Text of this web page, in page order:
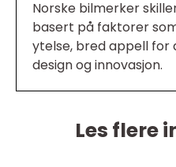
Norske bilmerker
basert på faktorer
ytelse, bred appell for
design og innovasjon.
Les flere